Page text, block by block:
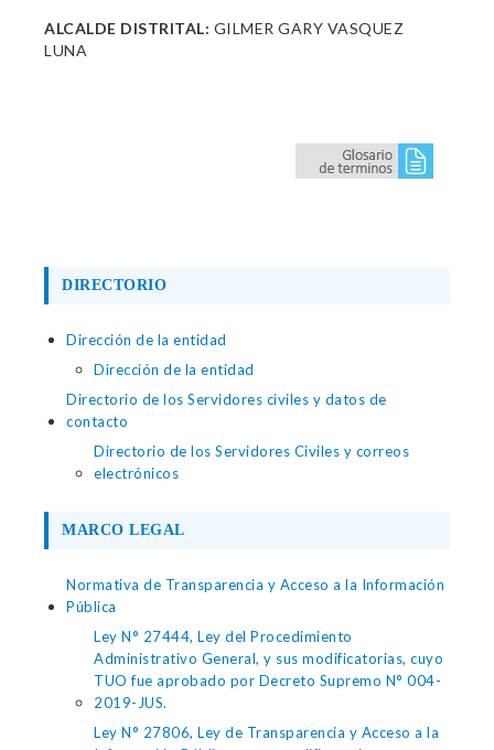
ALCALDE DISTRITAL: GILMER GARY VASQUEZ
LUNA
DIRECTORIO
Dirección de la entidad
Dirección de la entidad
Directorio de los Servidores civiles y datos de
contacto
Directorio de los Servidores Civiles y correos
electrónicos
MARCO LEGAL
Normativa de Transparencia y Acceso a la Información
Pública
Ley N° 27444, Ley del Procedimiento
Administrativo General, y sus modificatorias, cuyo
TUO fue aprobado por Decreto Supremo N° 004-
2019-JUS.
Ley N° 27806, Ley de Transparencia y Acceso a la